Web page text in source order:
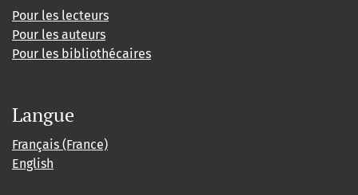
Pour les lecteurs
Pour les auteurs
Pour les bibliothécaires
Langue
Français (France)
English